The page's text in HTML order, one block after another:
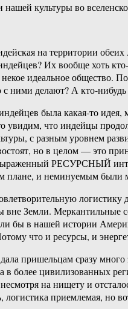
нашей культуры во
на территории
Их вообще хоть
некое идеальное
ними делают? А кто-
была какая-то
что индейцы
с разным уровнем
но в целом — это
РЕСУРСНЫЙ
плане, и неминуемым были
вне Земли. Меркантильные
бы в нашей истории
что и ресурсы, и
пришельцам сразу
в более цивилизованных
на нищету и
приемлемая, но